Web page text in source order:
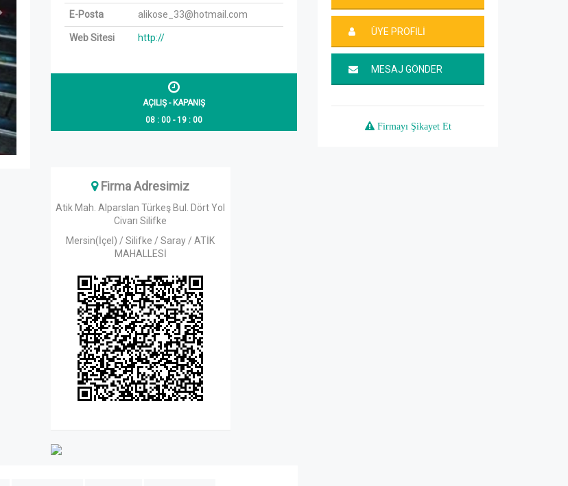
E-Posta alikose_33@hotmail.com
Web Sitesi http://
AÇILIŞ - KAPANIŞ
08 : 00 - 19 : 00
ÜYE PROFİLİ
MESAJ GÖNDER
Firmayı Şikayet Et
Firma Adresimiz
Atik Mah. Alparslan Türkeş Bul. Dört Yol
Civarı Silifke
Mersin(İçel) / Silifke / Saray / ATİK
MAHALLESİ